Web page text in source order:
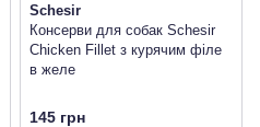
Schesir
Консерви для собак Schesir
Chicken Fillet з курячим філе
в желе
145 грн